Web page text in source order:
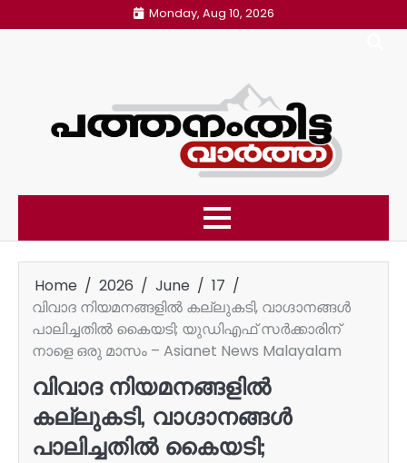
to
Monday, Aug 10, 2026
Home 2026 June
17
വിവാദ നിയമനങ്ങളിൽ കല്ലുകടി, വാ​ഗ്ദാനങ്ങൾ
പാലിച്ചതിൽ കൈയടി; യുഡിഎഫ് സർക്കാരിന്
നാളെ ഒരു മാസം – Asianet News Malayalam
വിവാദ നിയമനങ്ങളിൽ
കല്ലുകടി, വാ​ഗ്ദാനങ്ങൾ
പാലിച്ചതിൽ കൈയടി;